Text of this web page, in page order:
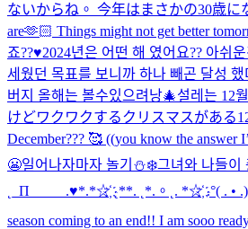
ないからね。 今年はまさかの30歳
are🫶🏻 Things might not get better
죠??♥️2024년은 어떤 해 였어요?? 아쉬
세웠던 목표를 보니까 하나 빼곤 달성
버지 올해는 볼수있으려낭🎄설레는 12
けどワクワクするクリスマスがある
December??? 🥰 ((you know the
😬일어나자마자 놀기⛄❄️그녀와 나들이
˛_Π_____.♥*.*☆҉ ˛**. ˛*.。˛. *☆҉ .°( . •
season coming to an end!! I am sooo